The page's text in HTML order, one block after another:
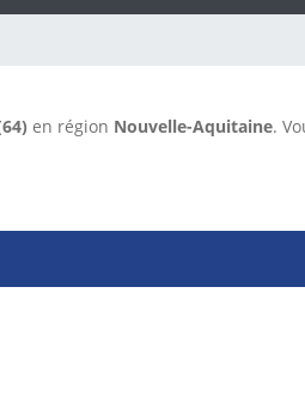
en région Nouvelle-Aquitaine.